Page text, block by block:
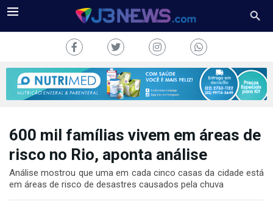
600 mil famílias vivem em áreas de
risco no Rio, aponta análise
Análise mostrou que uma em cada cinco casas da cidade está
em áreas de risco de desastres causados pela chuva